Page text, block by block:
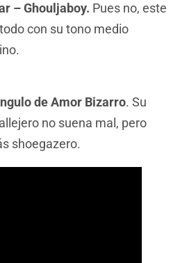
– Ghouljaboy. Pues no, este
con su tono medio
de Amor Bizarro. Su
no suena mal, pero
shoegazero.